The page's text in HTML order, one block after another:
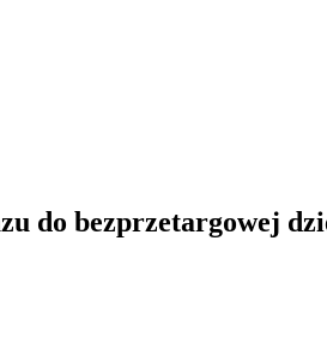
do bezprzetargowej